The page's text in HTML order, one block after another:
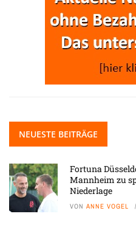
NEUESTE BEITRÄGE
Fortuna
Mannheim zu
Niederlage
VON ANNE VOGEL